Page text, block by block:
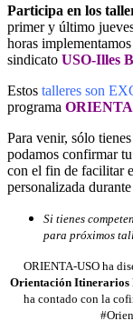
Participa en los
primer y último
horas
sindicato USO-Illes
Estos talleres son
programa
Para venir, sólo
podamos confirmar
con el fin de facilitar
personalizada
Si tienes
para próximos
ORIENTA-USOha
Orientación Itinerarios
ha contado con la